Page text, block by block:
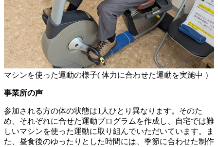
マシンを使った運動の様子( 体力に合わせた運動を実施中 ）
事業所の声
参加される方の体の状態は1人ひとり異なります。そのた
め、それぞれに合せた運動プログラムを作成し、自宅では難
しいマシンを使った運動に取り組んでいただいています。ま
た、昼食後のゆったりとした時間には、季節に合わせた制作